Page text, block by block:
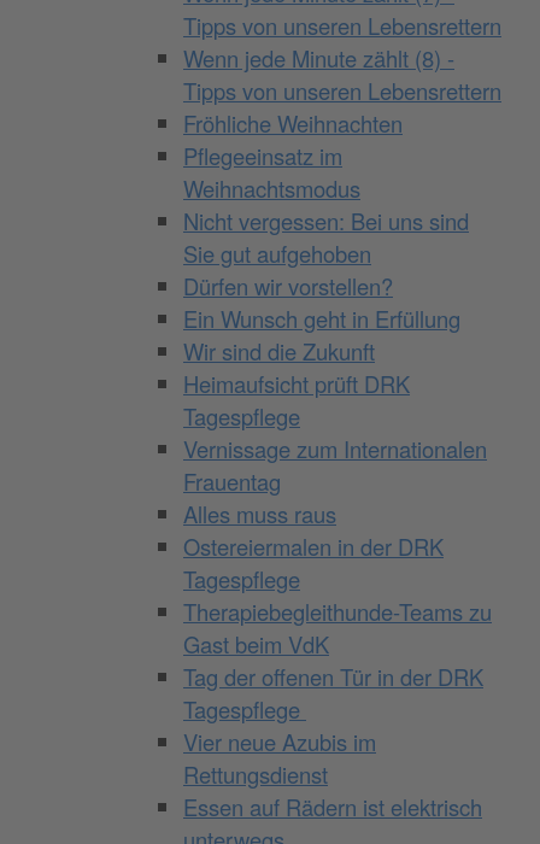
Tipps von unseren Lebensrettern
Wenn jede Minute zählt (8) -
Tipps von unseren Lebensrettern
Fröhliche Weihnachten
Pflegeeinsatz im
Weihnachtsmodus
Nicht vergessen: Bei uns sind
Sie gut aufgehoben
Dürfen wir vorstellen?
Ein Wunsch geht in Erfüllung
Wir sind die Zukunft
Heimaufsicht prüft DRK
Tagespflege
Vernissage zum Internationalen
Frauentag
Alles muss raus
Ostereiermalen in der DRK
Tagespflege
Therapiebegleithunde-Teams zu
Gast beim VdK
Tag der offenen Tür in der DRK
Tagespflege
Vier neue Azubis im
Rettungsdienst
Essen auf Rädern ist elektrisch